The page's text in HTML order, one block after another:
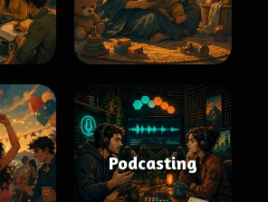
Podcasting